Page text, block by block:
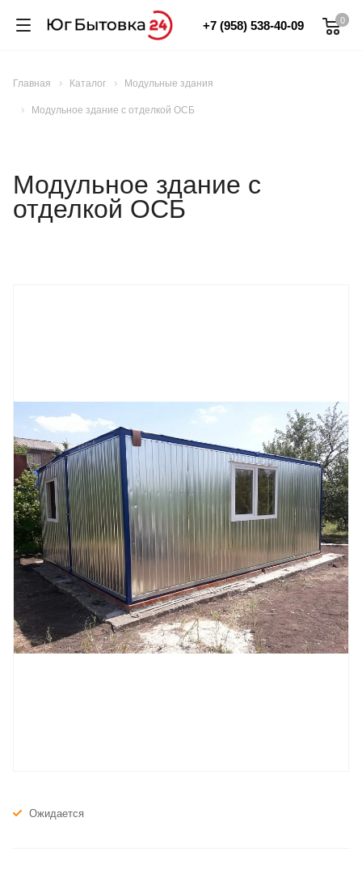
0
+7 (958) 538-40-09
Главная Каталог Модульные здания
Модульное здание с отделкой ОСБ
Модульное здание с
отделкой ОСБ
Ожидается